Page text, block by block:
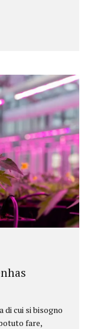
di cui si bisogno
fare,